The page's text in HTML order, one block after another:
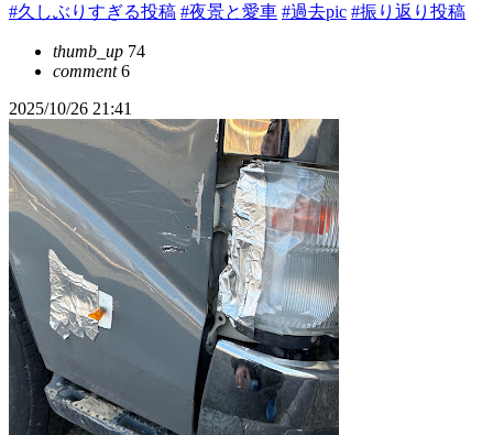
#久しぶりすぎる投稿 #夜景と愛車 #過去pic #振り返り投稿
thumb_up 74
comment6
2025/10/26 21:41